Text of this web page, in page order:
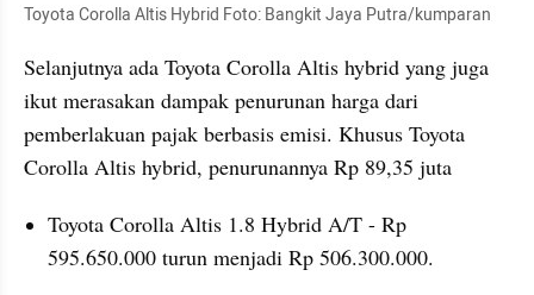
Toyota Corolla Altis Hybrid Foto: Bangkit Jaya Putra/kumparan
Selanjutnya ada Toyota Corolla Altis hybrid yang juga
ikut merasakan dampak penurunan harga dari
pemberlakuan pajak berbasis emisi. Khusus Toyota
Corolla Altis hybrid, penurunannya Rp 89,35 juta
Toyota Corolla Altis 1.8 Hybrid A/T - Rp
595.650.000 turun menjadi Rp 506.300.000.